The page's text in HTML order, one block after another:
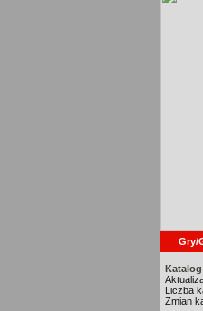
Gry/
Liczba
Zmian